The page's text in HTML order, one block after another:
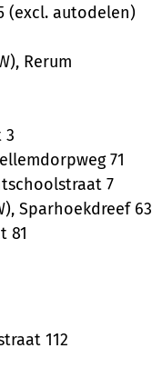
(excl. autodelen)
Rerum
3
71
7
Sparhoekdreef 63
81
112